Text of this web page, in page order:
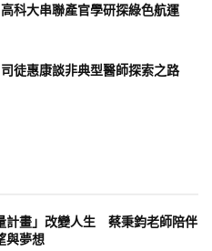
科大串聯產官學研探綠色航運
徒惠康談非典型醫師探索之路
計畫」改變人生 蔡秉鈞老師陪伴
與夢想